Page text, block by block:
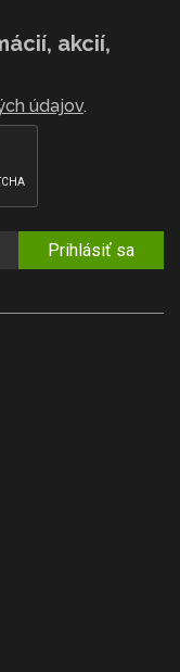
akcií,
údajov.
Prihlásiť sa